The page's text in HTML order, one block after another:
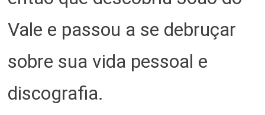
Vale e passou a se debruçar
sobre sua vida pessoal e
discografia.